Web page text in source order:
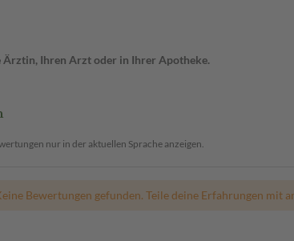
Ärztin, Ihren Arzt oder in Ihrer Apotheke.
nur in der aktuellen Sprache anzeigen.
Bewertungen gefunden. Teile deine Erfahrungen mit